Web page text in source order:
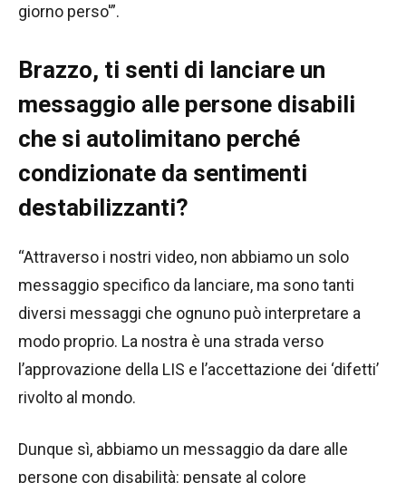
giorno perso'”.
Brazzo, ti senti di lanciare un
messaggio alle persone disabili
che si autolimitano perché
condizionate da sentimenti
destabilizzanti?
“Attraverso i nostri video, non abbiamo un solo
messaggio specifico da lanciare, ma sono tanti
diversi messaggi che ognuno può interpretare a
modo proprio. La nostra è una strada verso
l’approvazione della LIS e l’accettazione dei ‘difetti’
rivolto al mondo.
Dunque sì, abbiamo un messaggio da dare alle
persone con disabilità: pensate al colore